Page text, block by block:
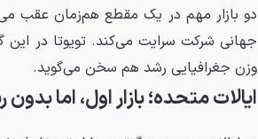
دو بازار مهم در یک مقطع هم‌زمان عقب
جهانی شرکت سرایت می‌کند. تویوتا در
وزن جغرافیایی رشد هم سخن می‌گوید.
ایالات متحده؛ بازار اول، اما